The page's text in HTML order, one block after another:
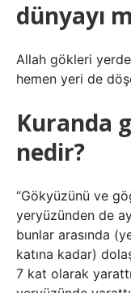
dünyayı
Allah gökleri
hemen yeri de
Kuranda
nedir?
“Gökyüzünü ve
yeryüzünden de
bunlar arasında
katına kadar)
7 kat olarak